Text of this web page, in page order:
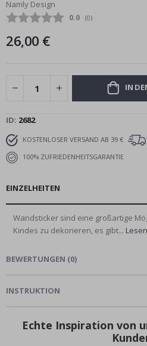
Bildgalerie
springen
Namly Design
Durchschnittliche
0.0 (abgegebene
0)
26,00 €
IN
ID 2682
KOSTENLOSER VERSAND AB 39 €
100% ZUFRIEDENHEITSGARANTIE
EINZELHEITEN
Wandsticker sind eine großartige
Kindes zu dekorieren, es gibt...
BEWERTUNGEN (0)
INSTRUKTION
Echte Inspiration von